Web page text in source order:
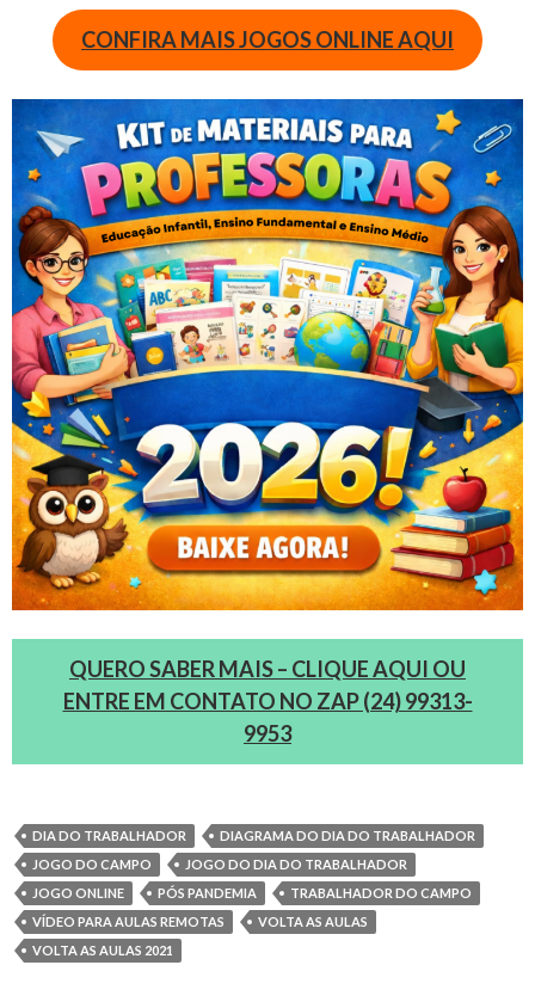
CONFIRA MAIS JOGOS ONLINE AQUI
QUERO SABER MAIS – CLIQUE AQUI OU
ENTRE EM CONTATO NO ZAP (24) 99313-
9953
DIA DO TRABALHADOR
DIAGRAMA DO DIA DO TRABALHADOR
JOGO DO CAMPO
JOGO DO DIA DO TRABALHADOR
JOGO ONLINE
PÓS PANDEMIA
TRABALHADOR DO CAMPO
VÍDEO PARA AULAS REMOTAS
VOLTA AS AULAS
VOLTA AS AULAS 2021